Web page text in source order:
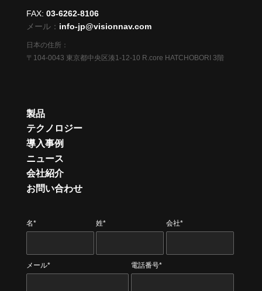
FAX: 03-6262-8106
メール： info-jp@visionnav.com
日本の住所：
〒104-0043 東京都中央区湊1-12-10 R.core HATCHOBORI 3階
製品
テクノロジー
導入事例
ニュース
会社紹介
お問い合わせ
名* 姓* 会社*
メール* 電話番号*